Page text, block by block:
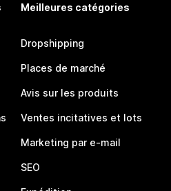
Meilleures catégories
Dropshipping
Places de marché
Avis sur les produits
Ventes incitatives et lots
Marketing par e-mail
SEO